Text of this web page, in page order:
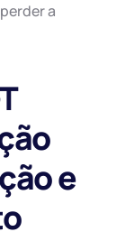
a
e